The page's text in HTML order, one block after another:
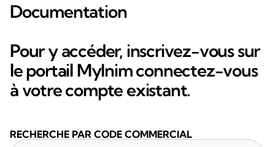
Documentation
Pour y accéder, inscrivez-vous sur
le portail MyInim connectez-vous
à votre compte existant.
RECHERCHE PAR CODE COMMERCIAL